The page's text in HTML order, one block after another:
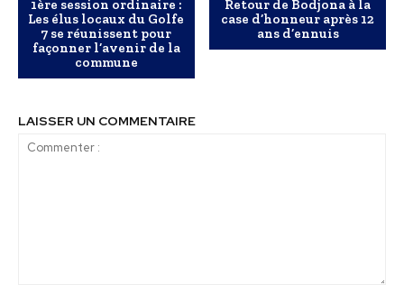
1ère session ordinaire :
Les élus locaux du Golfe
7 se réunissent pour
façonner l’avenir de la
commune
Retour de Bodjona à la
case d’honneur après 12
ans d’ennuis
LAISSER UN COMMENTAIRE